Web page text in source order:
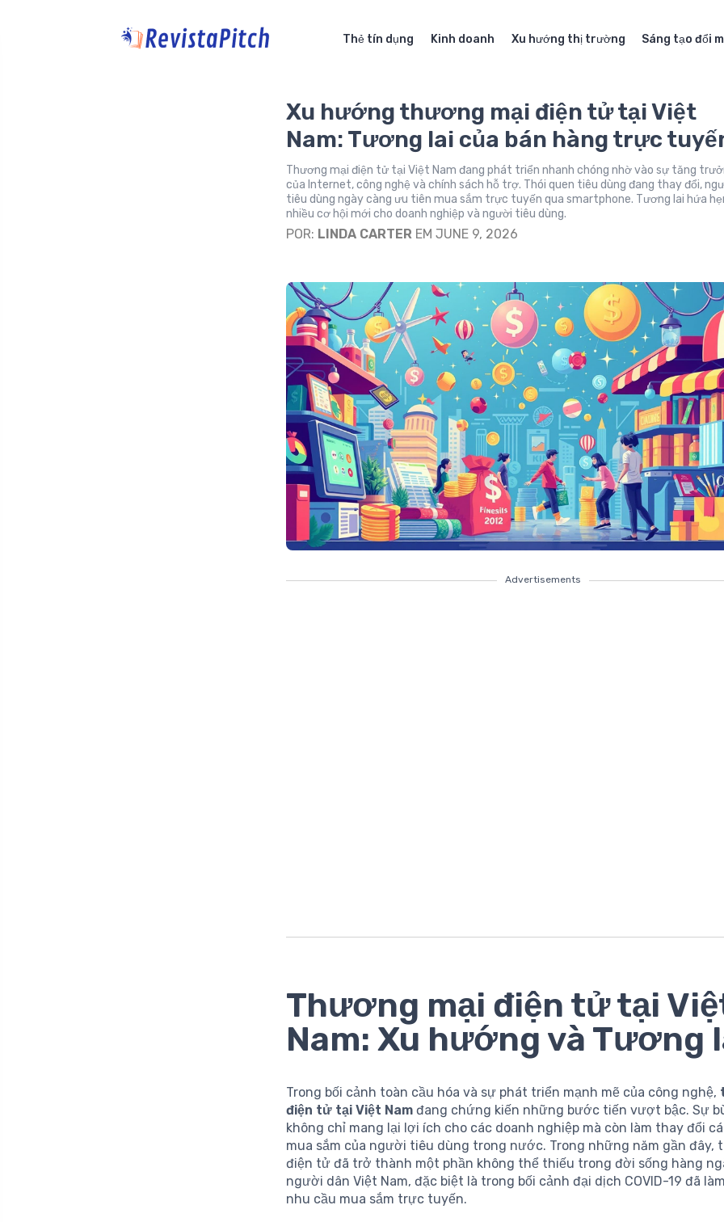
Thẻ tín dụng Kinh doanh Xu hướng thị trường Sáng tạo đổi
Xu hướng thương mại điện tử tại Việt
Nam: Tương lai của bán hàng trực
Thương mại điện tử tại Việt Nam đang phát triển nhanh chóng nhờ vào sự tăng
của Internet, công nghệ và chính sách hỗ trợ. Thói quen tiêu dùng đang thay đổi,
tiêu dùng ngày càng ưu tiên mua sắm trực tuyến qua smartphone. Tương lai hứa
nhiều cơ hội mới cho doanh nghiệp và người tiêu dùng.
POR: LINDA CARTER EM JUNE 9, 2026
Advertisements
Thương mại điện tử tại
Nam: Xu hướng và Tương
Trong bối cảnh toàn cầu hóa và sự phát triển mạnh mẽ của công nghệ,
điện tử tại Việt Nam đang chứng kiến những bước tiến vượt bậc. Sự
không chỉ mang lại lợi ích cho các doanh nghiệp mà còn làm thay đổi
mua sắm của người tiêu dùng trong nước. Trong những năm gần đây,
điện tử đã trở thành một phần không thể thiếu trong đời sống hàng
người dân Việt Nam, đặc biệt là trong bối cảnh đại dịch COVID-19 đã
nhu cầu mua sắm trực tuyến.